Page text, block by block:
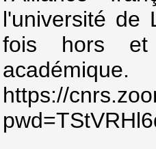
l'université de
fois hors
https://